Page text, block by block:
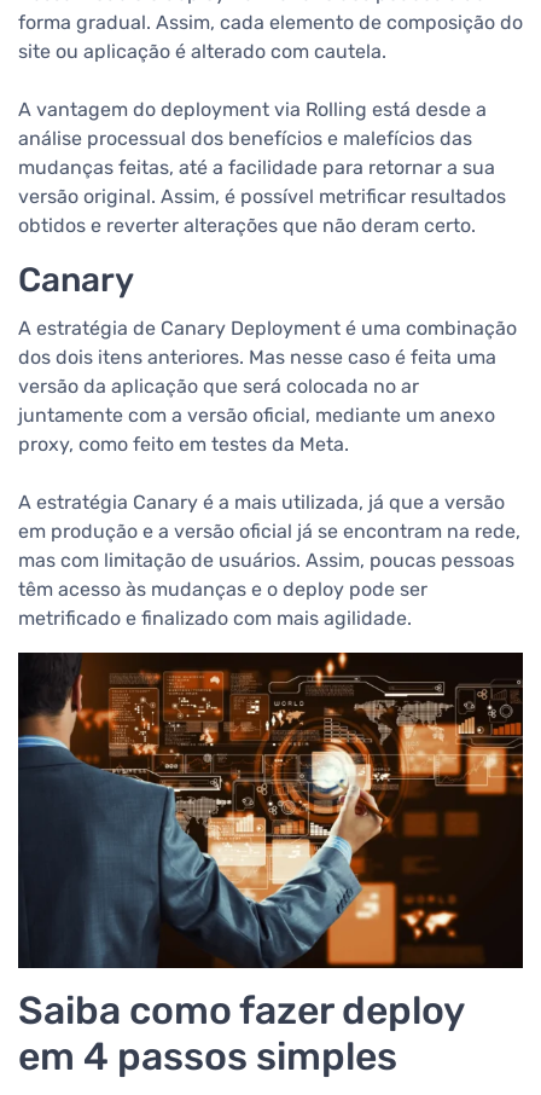
forma gradual. Assim, cada elemento de composição do
site ou aplicação é alterado com cautela.
A vantagem do deployment via Rolling está desde a
análise processual dos benefícios e malefícios das
mudanças feitas, até a facilidade para retornar a sua
versão original. Assim, é possível metrificar resultados
obtidos e reverter alterações que não deram certo.
Canary
A estratégia de Canary Deployment é uma combinação
dos dois itens anteriores. Mas nesse caso é feita uma
versão da aplicação que será colocada no ar
juntamente com a versão oficial, mediante um anexo
proxy, como feito em testes da Meta.
A estratégia Canary é a mais utilizada, já que a versão
em produção e a versão oficial já se encontram na rede,
mas com limitação de usuários. Assim, poucas pessoas
têm acesso às mudanças e o deploy pode ser
metrificado e finalizado com mais agilidade.
Saiba como fazer deploy
em 4 passos simples